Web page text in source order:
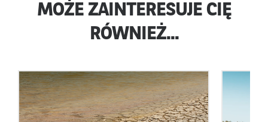
MOŻE ZAINTERESUJE CIĘ
RÓWNIEŻ...